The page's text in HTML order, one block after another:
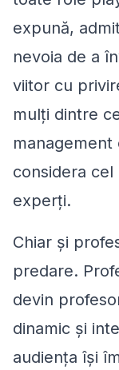
expună,
nevoia de a
viitor cu
mulți dintre
considera
experți.
Chiar și
predare.
devin
dinamic și
audiența își